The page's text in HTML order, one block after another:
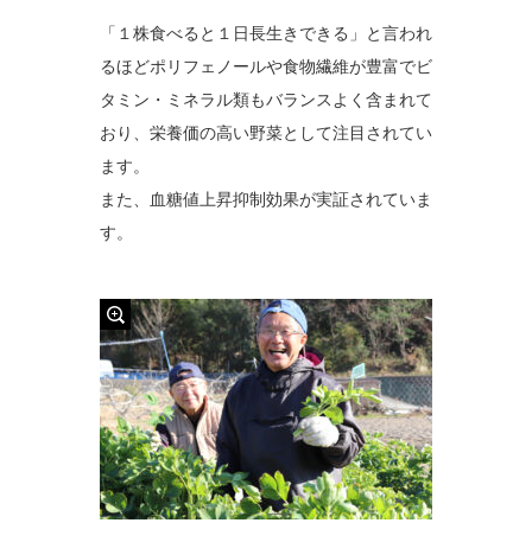
「１株食べると１日長生きできる」と言われ
るほどポリフェノールや食物繊維が豊富でビ
タミン・ミネラル類もバランスよく含まれて
おり、栄養価の高い野菜として注目されてい
ます。
また、血糖値上昇抑制効果が実証されていま
す。